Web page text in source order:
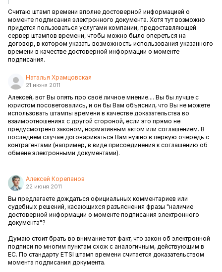
Считаю штамп времени вполне достоверной информацией о
моменте подписания электронного документа. Хотя тут возможно
придется пользоваться услугами компании, предоставляющей
сервер штампов времени, чтобы можно было опереться на
договор, в котором указать возможность использования указанного
времени в качестве достоверной информации о моменте
подписания.
Наталья Храмцовская
21 июня 2011
Алексей, вот Вы опять про своё личное мнение.... Вы бы лучше с
юристом посоветовались, и он бы Вам объяснил, что Вы не можете
использовать штампы времени в качестве доказательства во
взаимоотношениях с другой стороной, если это прямо не
предусмотрено законом, нормативным актом или соглашением. В
последнем случае договариваться Вам нужно в первую очередь с
контрагентами (например, в виде присоединения к соглашению об
обмене электронными документами).
Алексей Корепанов
22 июня 2011
Вы предлагаете дождаться официальных комментариев или
судебных решений, касающихся разъяснения фразы "наличие
достоверной информации о моменте подписания электронного
документа"?
Думаю стоит брать во внимание тот факт, что закон об электронной
подписи по многим пунктам схож с аналогичным, действующим в
ЕС. По стандарту ETSI штамп времени считается доказательством
момента подписания документа.